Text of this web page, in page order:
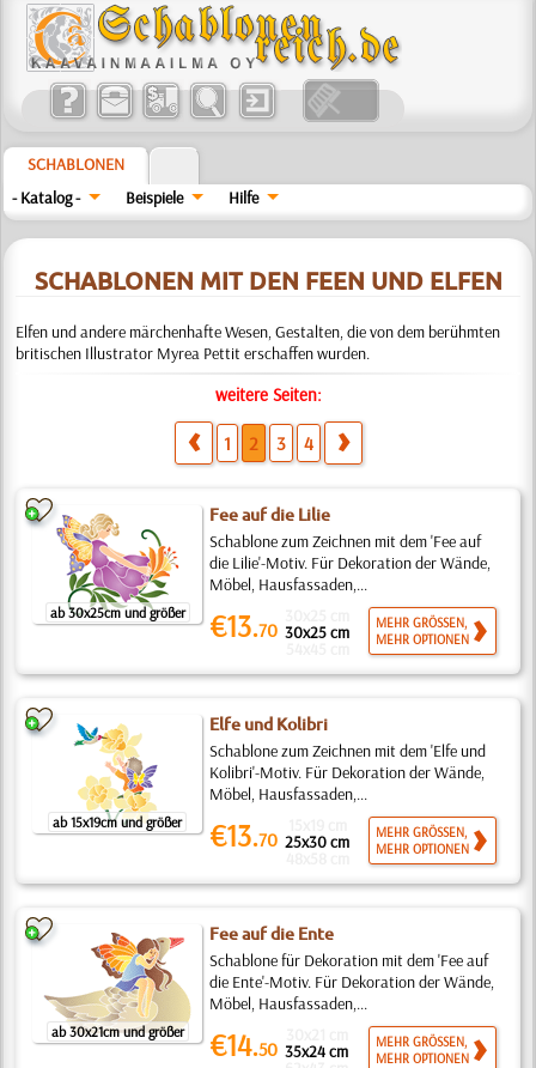
SCHABLONEN
- Katalog -
Beispiele Hilfe
SCHABLONEN MIT DEN FEEN UND ELFEN
Elfen und andere märchenhafte Wesen, Gestalten, die von dem berühmten
britischen Illustrator Myrea Pettit erschaffen wurden.
weitere Seiten:
1 2 3 4
ab 30x25cm und größer
Fee auf die Lilie
Schablone zum Zeichnen mit dem 'Fee auf
die Lilie'-Motiv. Für Dekoration der Wände,
Möbel, Hausfassaden,...
€13.70 30x25 cm
MEHR GRÖSSEN,
MEHR OPTIONEN
ab 15x19cm und größer
Elfe und Kolibri
Schablone zum Zeichnen mit dem 'Elfe und
Kolibri'-Motiv. Für Dekoration der Wände,
Möbel, Hausfassaden,...
€13.70 25x30 cm
MEHR GRÖSSEN,
MEHR OPTIONEN
ab 30x21cm und größer
Fee auf die Ente
Schablone für Dekoration mit dem 'Fee auf
die Ente'-Motiv. Für Dekoration der Wände,
Möbel, Hausfassaden,...
€14.50 35x24 cm
MEHR GRÖSSEN,
MEHR OPTIONEN